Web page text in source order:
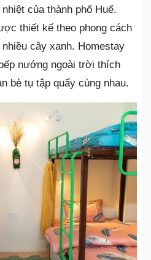
của thành phố Huế.
thiết kế theo phong cách
cây xanh. Homestay
nướng ngoài trời thích
bè tụ tập quẩy cùng nhau.